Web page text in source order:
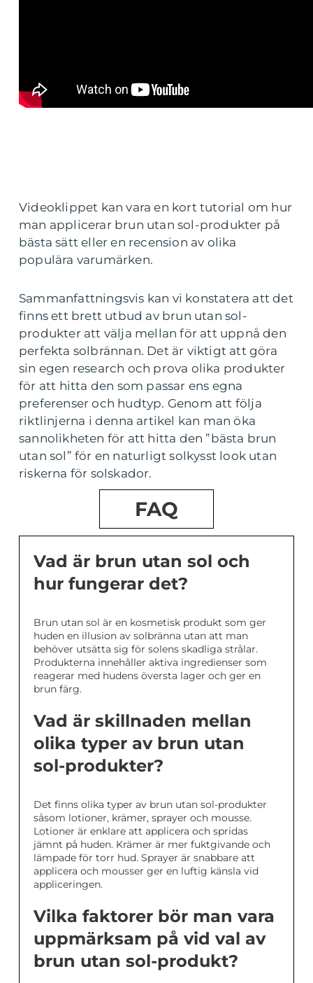
Videoklippet kan vara en kort tutorial om hur
man applicerar brun utan sol-produkter på
bästa sätt eller en recension av olika
populära varumärken.
Sammanfattningsvis kan vi konstatera att det
finns ett brett utbud av brun utan sol-
produkter att välja mellan för att uppnå den
perfekta solbrännan. Det är viktigt att göra
sin egen research och prova olika produkter
för att hitta den som passar ens egna
preferenser och hudtyp. Genom att följa
riktlinjerna i denna artikel kan man öka
sannolikheten för att hitta den ”bästa brun
utan sol” för en naturligt solkysst look utan
riskerna för solskador.
FAQ
Vad är brun utan sol och
hur fungerar det?
Brun utan sol är en kosmetisk produkt som ger
huden en illusion av solbränna utan att man
behöver utsätta sig för solens skadliga strålar.
Produkterna innehåller aktiva ingredienser som
reagerar med hudens översta lager och ger en
brun färg.
Vad är skillnaden mellan
olika typer av brun utan
sol-produkter?
Det finns olika typer av brun utan sol-produkter
såsom lotioner, krämer, sprayer och mousse.
Lotioner är enklare att applicera och spridas
jämnt på huden. Krämer är mer fuktgivande och
lämpade för torr hud. Sprayer är snabbare att
applicera och mousser ger en luftig känsla vid
appliceringen.
Vilka faktorer bör man vara
uppmärksam på vid val av
brun utan sol-produkt?